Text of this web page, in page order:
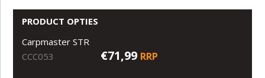
PRODUCT OPTIES
Carpmaster STR
CCC053
€71,99 RRP